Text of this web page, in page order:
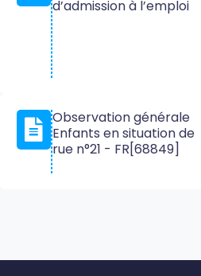
d’admission à l’emploi
Observation générale
Enfants en situation de
rue n°21 - FR[68849]